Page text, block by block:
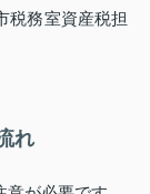
税務室資産税担
れ